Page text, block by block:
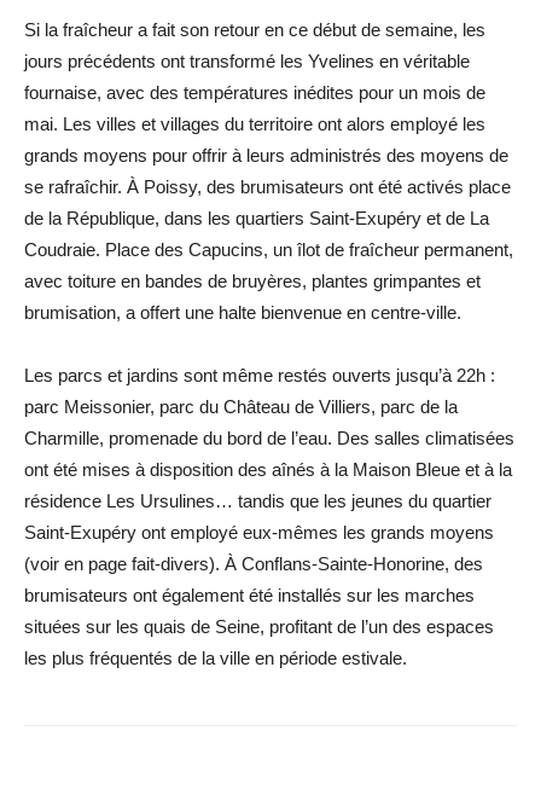
Si la fraîcheur a fait son retour en ce début de semaine, les
jours précédents ont transformé les Yvelines en véritable
fournaise, avec des températures inédites pour un mois de
mai. Les villes et villages du territoire ont alors employé les
grands moyens pour offrir à leurs administrés des moyens de
se rafraîchir. À Poissy, des brumisateurs ont été activés place
de la République, dans les quartiers Saint-Exupéry et de La
Coudraie. Place des Capucins, un îlot de fraîcheur permanent,
avec toiture en bandes de bruyères, plantes grimpantes et
brumisation, a offert une halte bienvenue en centre-ville.
Les parcs et jardins sont même restés ouverts jusqu’à 22h :
parc Meissonier, parc du Château de Villiers, parc de la
Charmille, promenade du bord de l’eau. Des salles climatisées
ont été mises à disposition des aînés à la Maison Bleue et à la
résidence Les Ursulines… tandis que les jeunes du quartier
Saint-Exupéry ont employé eux-mêmes les grands moyens
(voir en page fait-divers). À Conflans-Sainte-Honorine, des
brumisateurs ont également été installés sur les marches
situées sur les quais de Seine, profitant de l’un des espaces
les plus fréquentés de la ville en période estivale.